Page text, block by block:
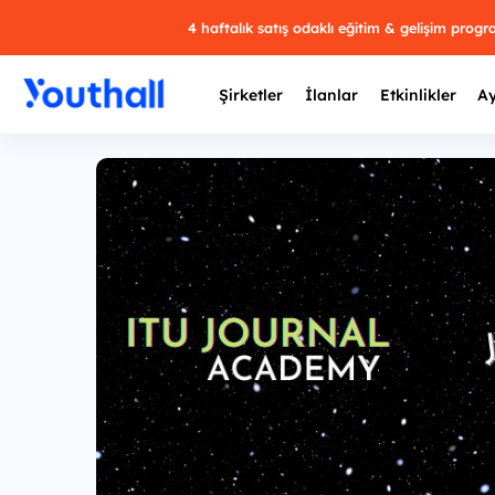
4 haftalık satış odaklı eğitim & gelişim
Şirketler İlanlar Etkinlikler